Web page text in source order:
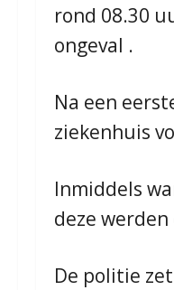
rond 08.30
ongeval .
Na een
ziekenhuis
Inmiddels
deze
De politie